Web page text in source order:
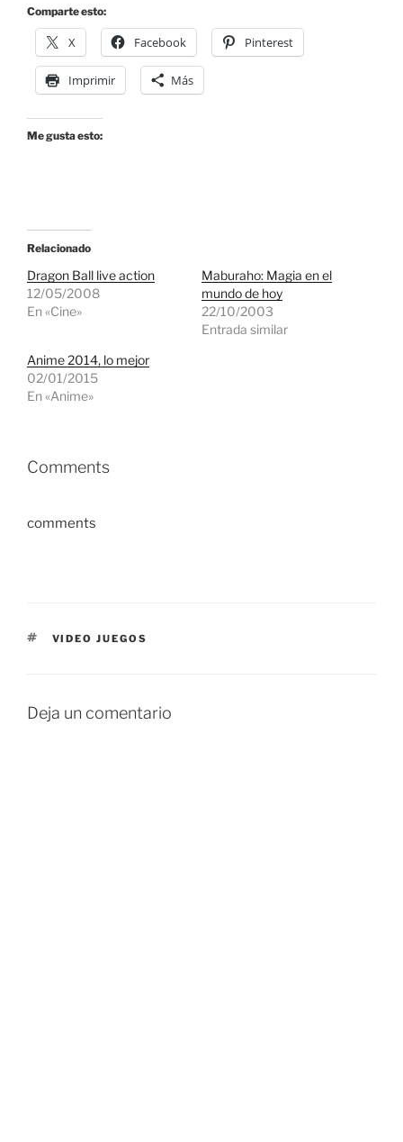
Comparte esto:
X Facebook Pinterest
Imprimir Más
Me gusta esto:
Relacionado
Dragon Ball live action
12/05/2008
En «Cine»
Maburaho: Magia en el
mundo de hoy
22/10/2003
Entrada similar
Anime 2014, lo mejor
02/01/2015
En «Anime»
Comments
comments
ETIQUETAS
VIDEO JUEGOS
Deja un comentario